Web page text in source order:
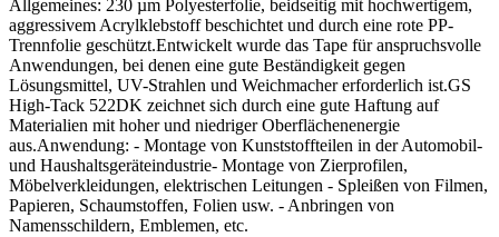
Allgemeines: 230 µm Polyesterfolie, beidseitig mit hochwertigem,
aggressivem Acrylklebstoff beschichtet und durch eine rote PP-
Trennfolie geschützt.Entwickelt wurde das Tape für anspruchsvolle
Anwendungen, bei denen eine gute Beständigkeit gegen
Lösungsmittel, UV-Strahlen und Weichmacher erforderlich ist.GS
High-Tack 522DK zeichnet sich durch eine gute Haftung auf
Materialien mit hoher und niedriger Oberflächenenergie
aus.Anwendung: - Montage von Kunststoffteilen in der Automobil-
und Haushaltsgeräteindustrie- Montage von Zierprofilen,
Möbelverkleidungen, elektrischen Leitungen - Spleißen von Filmen,
Papieren, Schaumstoffen, Folien usw. - Anbringen von
Namensschildern, Emblemen, etc.